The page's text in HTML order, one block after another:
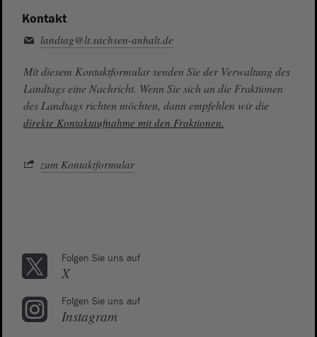
Kontakt
landtag@lt.sachsen-anhalt.de
Mit diesem Kontaktformular senden Sie der Verwaltung des
Landtags eine Nachricht. Wenn Sie sich an die Fraktionen
des Landtags richten möchten, dann empfehlen wir die
direkte Kontaktaufnahme mit den Fraktionen.
zum Kontaktformular
Folgen Sie uns auf
X
Folgen Sie uns auf
Instagram